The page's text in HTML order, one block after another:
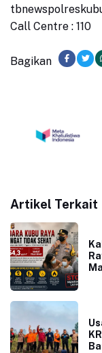
Call Centre : 110
Bagikan
Artikel Terkait